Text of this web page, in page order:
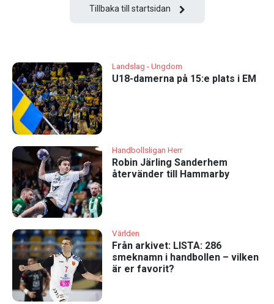
Tillbaka till startsidan
Landslag - Ungdom
U18-damerna på 15:e plats i EM
Handbollsligan Herr
Robin Järling Sanderhem
återvänder till Hammarby
Världen
Från arkivet: LISTA: 286
smeknamn i handbollen – vilken
är er favorit?